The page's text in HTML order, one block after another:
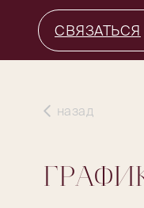
СВЯЗАТЬСЯ
назад